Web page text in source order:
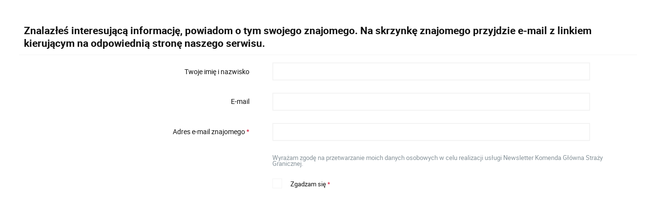
Znalazłeś interesującą informację, powiadom o tym swojego znajomego. Na skrzynkę znajomego przyjdzie e-mail z linkiem
kierującym na odpowiednią stronę naszego serwisu.
Twoje imię i nazwisko
E-mail
Adres e-mail znajomego*
Wyrażam zgodę na przetwarzanie moich danych osobowych w celu realizacji usługi Newsletter Komenda Główna Straży
Granicznej.
Zgadzam się*